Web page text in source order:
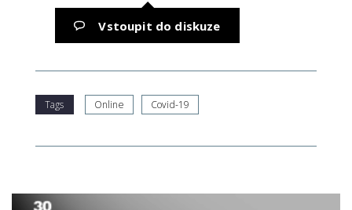
Vstoupit do diskuze
Tags Online Covid-19